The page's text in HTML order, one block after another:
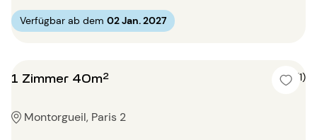
Verfügbar ab dem 02 Jan. 2027
1 Zimmer 40m² 5 (1)
Montorgueil, Paris 2